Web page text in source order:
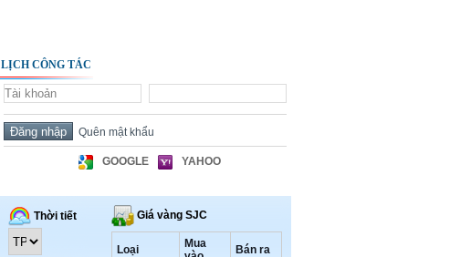
LỊCH CÔNG TÁC
Quên mật khẩu
GOOGLE YAHOO